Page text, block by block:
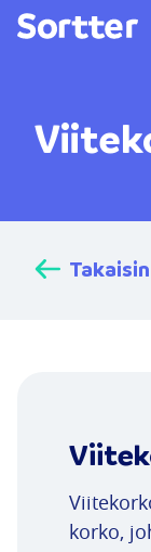
Takaisin
korko,